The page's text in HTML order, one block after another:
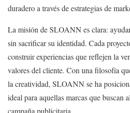
duradero a través de estrategias de
La misión de SLOANN es clara:
sin sacrificar su identidad. Cada
construir experiencias que reflejen la
valores del cliente. Con una filosofía
la creatividad, SLOANN se ha
ideal para aquellas marcas que buscan
campaña publicitaria.